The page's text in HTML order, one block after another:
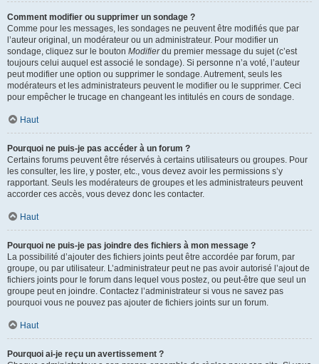
Comment modifier ou supprimer un sondage ?
Comme pour les messages, les sondages ne peuvent être modifiés que par
l’auteur original, un modérateur ou un administrateur. Pour modifier un
sondage, cliquez sur le bouton Modifierdu premier message du sujet (c’est
toujours celui auquel est associé le sondage). Si personne n’a voté, l’auteur
peut modifier une option ou supprimer le sondage. Autrement, seuls les
modérateurs et les administrateurs peuvent le modifier ou le supprimer. Ceci
pour empêcher le trucage en changeant les intitulés en cours de sondage.
Haut
Pourquoi ne puis-je pas accéder à un forum ?
Certains forums peuvent être réservés à certains utilisateurs ou groupes. Pour
les consulter, les lire, y poster, etc., vous devez avoir les permissions s’y
rapportant. Seuls les modérateurs de groupes et les administrateurs peuvent
accorder ces accès, vous devez donc les contacter.
Haut
Pourquoi ne puis-je pas joindre des fichiers à mon message ?
La possibilité d’ajouter des fichiers joints peut être accordée par forum, par
groupe, ou par utilisateur. L’administrateur peut ne pas avoir autorisé l’ajout de
fichiers joints pour le forum dans lequel vous postez, ou peut-être que seul un
groupe peut en joindre. Contactez l’administrateur si vous ne savez pas
pourquoi vous ne pouvez pas ajouter de fichiers joints sur un forum.
Haut
Pourquoi ai-je reçu un avertissement ?